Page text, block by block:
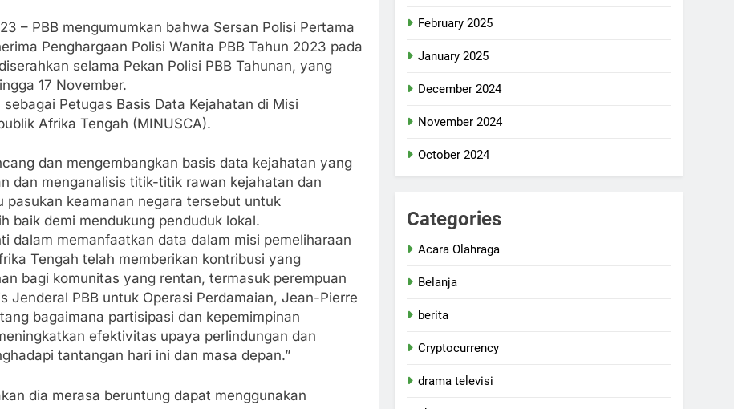
– PBB mengumumkan bahwa Sersan Polisi Pertama
Penghargaan Polisi Wanita PBB Tahun 2023 pada
selama Pekan Polisi PBB Tahunan, yang
17 November.
Petugas Basis Data Kejahatan di Misi
Afrika Tengah (MINUSCA).
dan mengembangkan basis data kejahatan yang
dan menganalisis titik-titik rawan kejahatan dan
keamanan negara tersebut untuk
baik demi mendukung penduduk lokal.
dalam memanfaatkan data dalam misi pemeliharaan
Tengah telah memberikan kontribusi yang
bagi komunitas yang rentan, termasuk perempuan
Jenderal PBB untuk Operasi Perdamaian, Jean-Pierre
bagaimana partisipasi dan kepemimpinan
efektivitas upaya perlindungan dan
tantangan hari ini dan masa depan.”
dia merasa beruntung dapat menggunakan
February 2025
January 2025
December 2024
November 2024
October 2024
Categories
Acara Olahraga
Belanja
berita
Cryptocurrency
drama televisi